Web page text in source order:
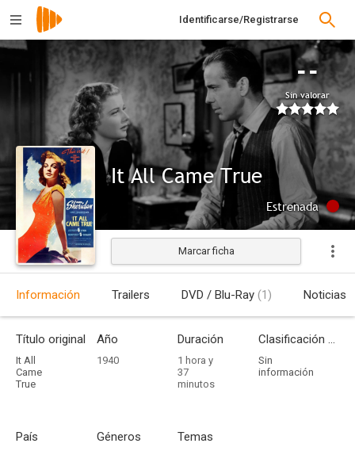
Identificarse/Registrarse
--
Sin valorar
It All Came True
Estrenada
Marcar ficha
Información Trailers DVD / Blu-Ray (1) Noticias
Título original
It All
Came
True
Año
1940
Duración
1 hora y
37
minutos
Clasificación por edades
Sin
información
País Géneros Temas